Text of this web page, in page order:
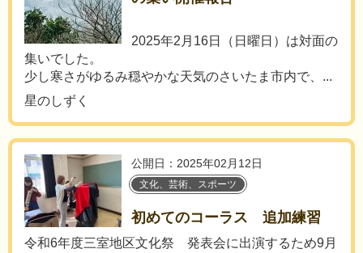
2025年2月16日（日曜日）は対面の
集いでした。
少し寒さがゆるみ穏やかな天気のさいたま市内で、...
星のしずく
公開日：2025年02月12日
文化、芸術、スポーツ
初めてのコーラス 追加練習
令和6年度三室地区文化祭 発表会に出演するため9月